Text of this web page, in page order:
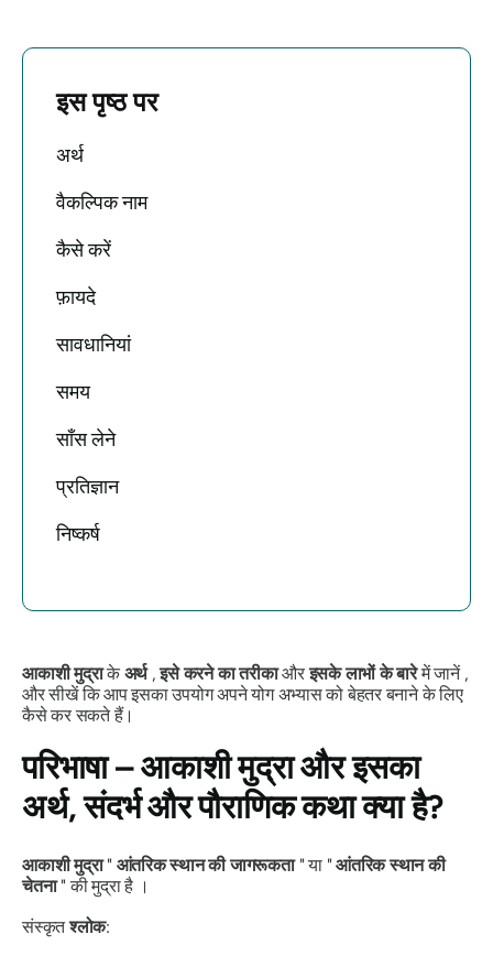
इस पृष्ठ पर
अर्थ
वैकल्पिक नाम
कैसे करें
फ़ायदे
सावधानियां
समय
साँस लेने
प्रतिज्ञान
निष्कर्ष
आकाशी मुद्राके अर्थ,इसे करने का तरीकाऔरइसके लाभों के बारेमें जानें ,
और सीखें कि आप इसका उपयोग अपने योग अभ्यास को बेहतर बनाने के लिए
कैसे कर सकते हैं।
परिभाषा –आकाशी मुद्राऔर इसका
अर्थ, संदर्भ और पौराणिक कथा क्या है?
आकाशी मुद्रा" आंतरिक स्थान की जागरूकता" या "आंतरिक स्थान की
चेतना" कीमुद्राहै ।
संस्कृतश्लोक: